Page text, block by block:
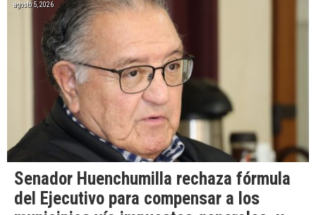
agosto 5, 2026
Senador Huenchumilla rechaza fórmula
del Ejecutivo para compensar a los